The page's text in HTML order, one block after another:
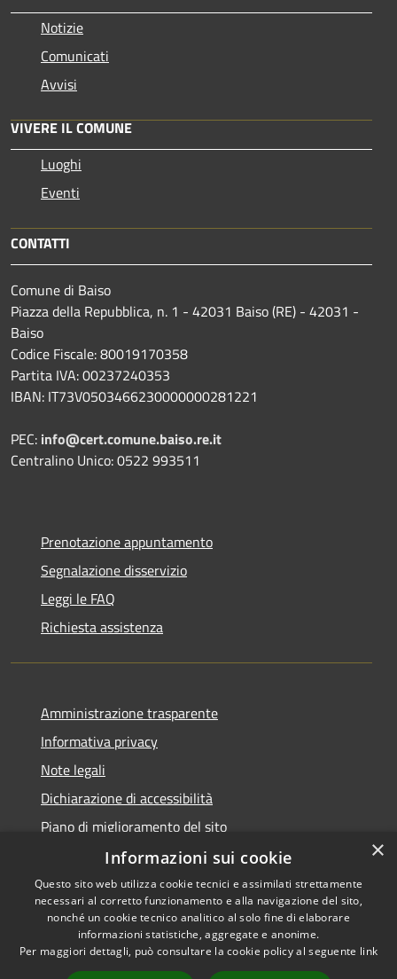
Notizie
Comunicati
Avvisi
VIVERE IL COMUNE
Luoghi
Eventi
CONTATTI
Comune di Baiso
Piazza della Repubblica, n. 1 - 42031 Baiso (RE) - 42031 -
Baiso
Codice Fiscale: 80019170358
Partita IVA: 00237240353
IBAN: IT73V0503466230000000281221
PEC: info@cert.comune.baiso.re.it
Centralino Unico: 0522 993511
Prenotazione appuntamento
Segnalazione disservizio
Leggi le FAQ
Richiesta assistenza
Amministrazione trasparente
Informativa privacy
Note legali
Dichiarazione di accessibilità
Piano di miglioramento del sito
Accessibilità
Privacy
Copyright © 2026 • Comune di
Baiso • Powered by
Municipium•Accesso
×
Informazioni sui cookie
Questo sito web utilizza cookie tecnici e assimilati strettamente
necessari al corretto funzionamento e alla navigazione del sito,
nonché un cookie tecnico analitico al solo fine di elaborare
informazioni statistiche, aggregate e anonime.
Per maggiori dettagli, può consultare la cookie policy al seguente link